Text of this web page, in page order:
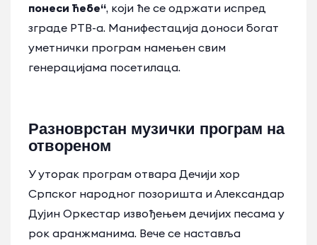
понеси ћебе“, који ће се одржати испред
зграде РТВ-а. Манифестација доноси богат
уметнички програм намењен свим
генерацијама посетилаца.
Разноврстан музички програм на
отвореном
У уторак програм отвара Дечији хор
Српског народног позоришта и Александар
Дујин Оркестар извођењем дечијих песама у
рок аранжманима. Вече се наставља